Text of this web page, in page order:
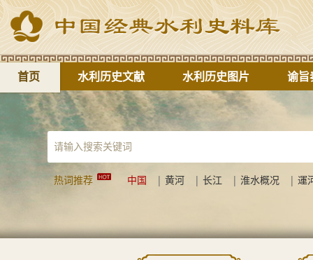
首页 水利历史文献 水利历史图片 谕旨
热词推荐 中国 |黄河 |长江 |淮水概况 |運